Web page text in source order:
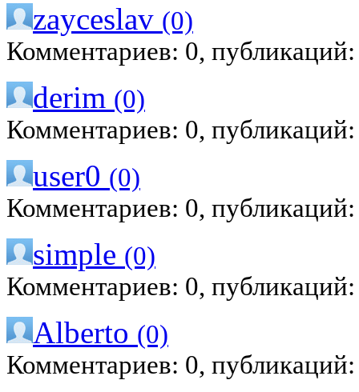
zayceslav (0)
Комментариев: 0,
derim (0)
Комментариев: 0,
user0 (0)
Комментариев: 0,
simple (0)
Комментариев: 0,
Alberto (0)
Комментариев: 0,